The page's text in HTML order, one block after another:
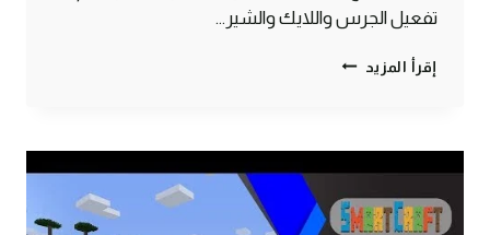
تفعيل الجرس واللايك والشير…
إقرأ المزيد طريقة
3*3
بشكل
احترافي
ماين